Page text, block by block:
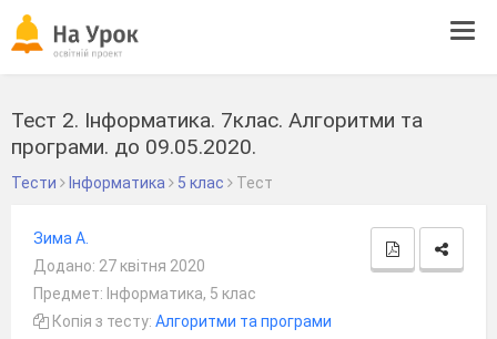
Тест 2. Інформатика. 7клас. Алгоритми та
програми. до 09.05.2020.
Тести Інформатика 5 клас Тест
Зима А.
Додано: 27 квітня 2020
Предмет: Інформатика, 5 клас
Копія з тесту: Алгоритми та програми